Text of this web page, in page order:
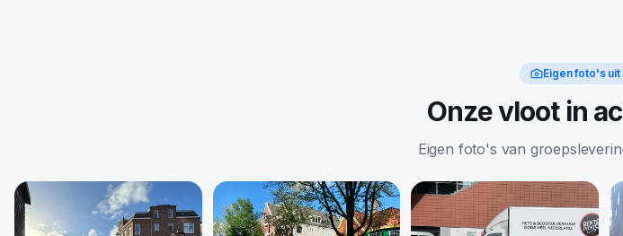
Eigen foto's
Onze vloot in
Eigen foto's van